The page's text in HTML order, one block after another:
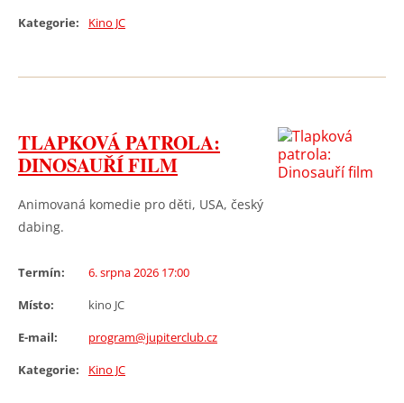
Kategorie:
Kino JC
TLAPKOVÁ PATROLA:
DINOSAUŘÍ FILM
Animovaná komedie pro děti, USA, český
dabing.
Termín:
6. srpna 2026 17:00
Místo:
kino JC
E-mail:
program@jupiterclub.cz
Kategorie:
Kino JC